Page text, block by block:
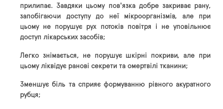
прилипає. Завдяки цьому пов'язка добре закриває рану,
запобігаючи доступу до неї мікроорганізмів, але при
цьому не порушує рух потоків повітря і не уповільнює
доступ лікарських засобів;
Легко знімається, не порушує шкірні покриви, але при
цьому ліквідує ранові секрети та омертвілі тканини;
Зменшує біль та сприяє формуванню рівного акуратного
рубця;